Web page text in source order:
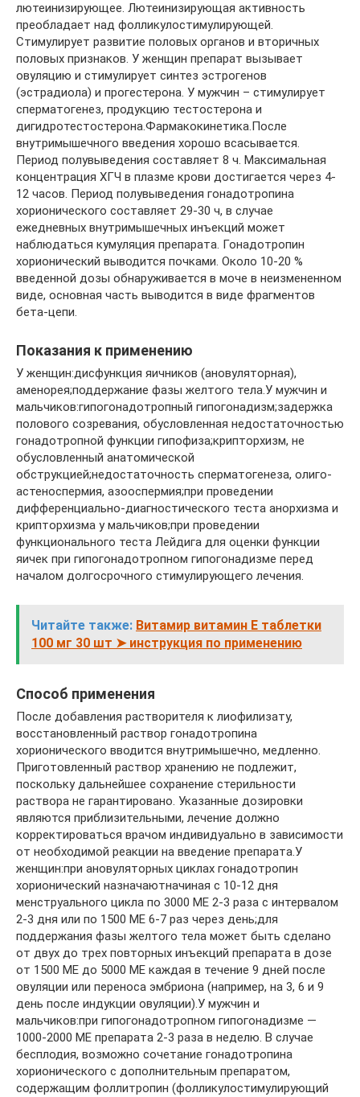
лютеинизирующее. Лютеинизирующая активность
преобладает над фолликулостимулирующей.
Стимулирует развитие половых органов и вторичных
половых признаков. У женщин препарат вызывает
овуляцию и стимулирует синтез эстрогенов
(эстрадиола) и прогестерона. У мужчин – стимулирует
сперматогенез, продукцию тестостерона и
дигидротестостерона.Фармакокинетика.После
внутримышечного введения хорошо всасывается.
Период полувыведения составляет 8 ч. Максимальная
концентрация ХГЧ в плазме крови достигается через 4-
12 часов. Период полувыведения гонадотропина
хорионического составляет 29-30 ч, в случае
ежедневных внутримышечных инъекций может
наблюдаться кумуляция препарата. Гонадотропин
хорионический выводится почками. Около 10-20 %
введенной дозы обнаруживается в моче в неизмененном
виде, основная часть выводится в виде фрагментов
бета-цепи.
Показания к применению
У женщин:дисфункция яичников (ановуляторная),
аменорея;поддержание фазы желтого тела.У мужчин и
мальчиков:гипогонадотропный гипогонадизм;задержка
полового созревания, обусловленная недостаточностью
гонадотропной функции гипофиза;крипторхизм, не
обусловленный анатомической
обструкцией;недостаточность сперматогенеза, олиго-
астеноспермия, азооспермия;при проведении
дифференциально-диагностического теста анорхизма и
крипторхизма у мальчиков;при проведении
функционального теста Лейдига для оценки функции
яичек при гипогонадотропном гипогонадизме перед
началом долгосрочного стимулирующего лечения.
Читайте также: Витамир витамин Е таблетки
100 мг 30 шт ➤ инструкция по применению
Способ применения
После добавления растворителя к лиофилизату,
восстановленный раствор гонадотропина
хорионического вводится внутримышечно, медленно.
Приготовленный раствор хранению не подлежит,
поскольку дальнейшее сохранение стерильности
раствора не гарантировано. Указанные дозировки
являются приблизительными, лечение должно
корректироваться врачом индивидуально в зависимости
от необходимой реакции на введение препарата.У
женщин:при ановуляторных циклах гонадотропин
хорионический назначаютначиная с 10-12 дня
менструального цикла по 3000 МЕ 2-3 раза с интервалом
2-3 дня или по 1500 МЕ 6-7 раз через день;для
поддержания фазы желтого тела может быть сделано
от двух до трех повторных инъекций препарата в дозе
от 1500 МЕ до 5000 МЕ каждая в течение 9 дней после
овуляции или переноса эмбриона (например, на 3, 6 и 9
день после индукции овуляции).У мужчин и
мальчиков:при гипогонадотропном гипогонадизме —
1000-2000 МE препарата 2-3 раза в неделю. В случае
бесплодия, возможно сочетание гонадотропина
хорионического с дополнительным препаратом,
содержащим фоллитропин (фолликулостимулирующий